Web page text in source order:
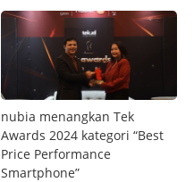
nubia menangkan Tek
Awards 2024 kategori “Best
Price Performance
Smartphone”